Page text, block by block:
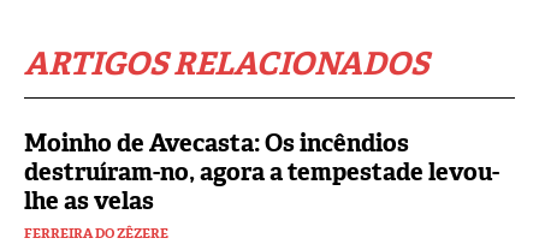
ARTIGOS RELACIONADOS
Moinho de Avecasta: Os incêndios
destruíram-no, agora a tempestade levou-
lhe as velas
FERREIRA DO ZÊZERE